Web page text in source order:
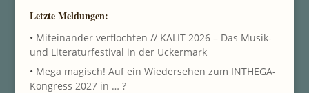
Letzte Meldungen:
• Miteinander verflochten // KALIT 2026 – Das Musik-
und Literaturfestival in der Uckermark
• Mega magisch! Auf ein Wiedersehen zum INTHEGA-
Kongress 2027 in … ?